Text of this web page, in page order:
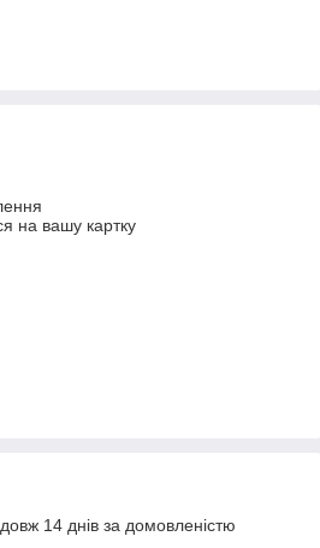
на вашу картку
14 днів за домовленістю